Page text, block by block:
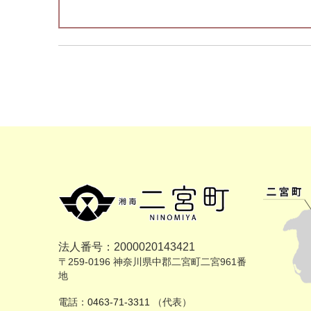
法人番号：2000020143421
〒259-0196 神奈川県中郡二宮町二宮961番
地
電話： 0463-71-3311 （代表）